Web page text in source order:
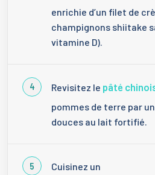
enrichie d’un filet de
champignons shiitake
vitamine D).
Revisitez le pâté
pommes de terre par
douces au lait fortifié.
Cuisinez un